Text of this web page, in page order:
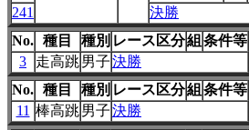
241
決勝
No. 種目 種別 レース区分組 条件等
3
走高跳男子決勝
No. 種目 種別 レース区分組 条件等
11 棒高跳男子決勝